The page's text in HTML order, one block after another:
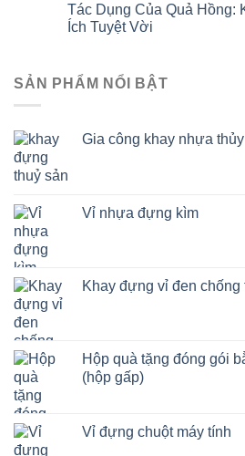
Tác Dụng Của Quả Hồng:
Ích Tuyệt Vời
SẢN PHẨM NỔI BẬT
Gia công khay nhựa
Vỉ nhựa đựng kìm
Khay đựng vỉ đen chống
Hộp quà tặng đóng gói
(hộp gấp)
Vỉ đựng chuột máy tính